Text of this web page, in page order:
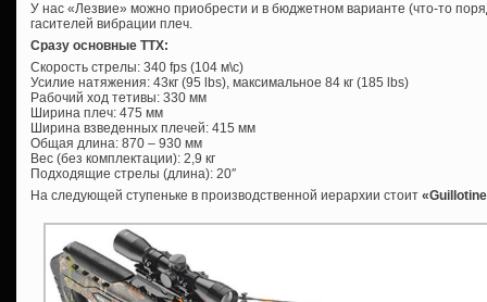
У нас «Лезвие» можно приобрести и в бюджетном варианте (что-то
гасителей вибрации плеч.
Сразу основные ТТХ:
Скорость стрелы: 340 fps (104 м\c)
Усилие натяжения: 43кг (95 lbs), максимальное 84 кг (185 lbs)
Рабочий ход тетивы: 330 мм
Ширина плеч: 475 мм
Ширина взведенных плечей: 415 мм
Общая длина: 870 – 930 мм
Вес (без комплектации): 2,9 кг
Подходящие стрелы (длина): 20″
На следующей ступеньке в производственной иерархии стоит «